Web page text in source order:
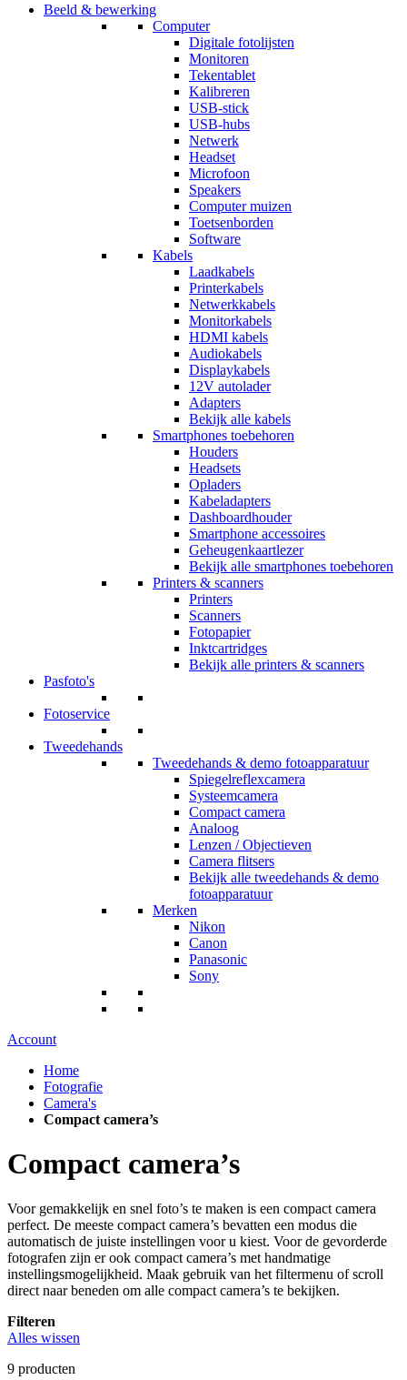
Beeld & bewerking
Computer
Digitale fotolijsten
Monitoren
Tekentablet
Kalibreren
USB-stick
USB-hubs
Netwerk
Headset
Microfoon
Speakers
Computer muizen
Toetsenborden
Software
Kabels
Laadkabels
Printerkabels
Netwerkkabels
Monitorkabels
HDMI kabels
Audiokabels
Displaykabels
12V autolader
Adapters
Bekijk alle kabels
Smartphones toebehoren
Houders
Headsets
Opladers
Kabeladapters
Dashboardhouder
Smartphone accessoires
Geheugenkaartlezer
Bekijk alle smartphones toebehoren
Printers & scanners
Printers
Scanners
Fotopapier
Inktcartridges
Bekijk alle printers & scanners
Pasfoto's
Fotoservice
Tweedehands
Tweedehands & demo fotoapparatuur
Spiegelreflexcamera
Systeemcamera
Compact camera
Analoog
Lenzen / Objectieven
Camera flitsers
Bekijk alle tweedehands & demo
fotoapparatuur
Merken
Nikon
Canon
Panasonic
Sony
Account
Home
Fotografie
Camera's
Compact camera’s
Compact camera’s
Voor gemakkelijk en snel foto’s te maken is een compact camera
perfect. De meeste compact camera’s bevatten een modus die
automatisch de juiste instellingen voor u kiest. Voor de gevorderde
fotografen zijn er ook compact camera’s met handmatige
instellingsmogelijkheid. Maak gebruik van het filtermenu of scroll
direct naar beneden om alle compact camera’s te bekijken.
Filteren
Alles wissen
9 producten